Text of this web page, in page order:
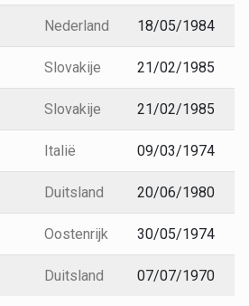
Nederland 18/05/1984
Slovakije 21/02/1985
Slovakije 21/02/1985
Italië 09/03/1974
Duitsland 20/06/1980
Oostenrijk 30/05/1974
Duitsland 07/07/1970